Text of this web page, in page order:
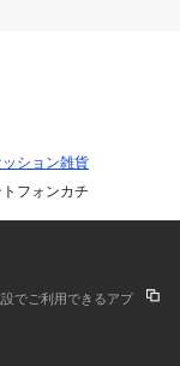
ッション雑貨
フォンカチ
でご利用できるアプ